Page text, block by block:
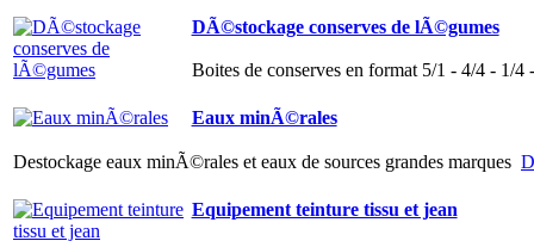
DÃ©stockage conserves de lÃ©gumes
Boites de conserves en format 5/1 - 4/4 - 1/
Eaux minÃ©rales
Destockage eaux minÃ©rales et eaux de sources grandes marques
Equipement teinture tissu et jean